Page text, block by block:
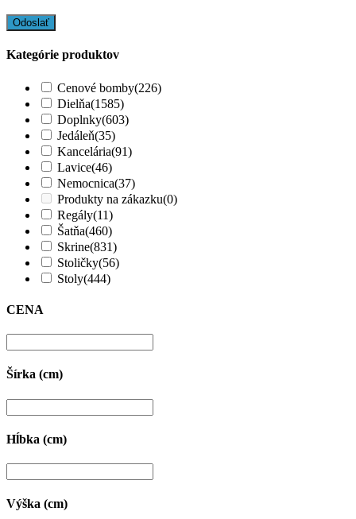
Kategórie produktov
Cenové bomby(226)
Dielňa(1585)
Doplnky(603)
Jedáleň(35)
Kancelária(91)
Lavice(46)
Nemocnica(37)
Produkty na zákazku(0)
Regály(11)
Šatňa(460)
Skrine(831)
Stoličky(56)
Stoly(444)
CENA
Šírka (cm)
Hĺbka (cm)
Výška (cm)